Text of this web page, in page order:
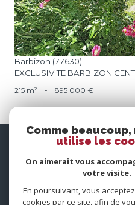
Barbizon (77630)
EXCLUSIVITE BARBIZON
215 m² - 895 000 €
Comme
utilise les
On aimerait vous
votre visite.
En poursuivant, vous
cookies par ce site, afin de